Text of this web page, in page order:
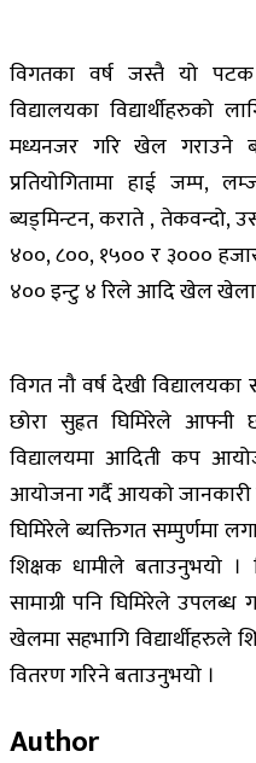
विगतका वर्ष जस्तै यो पटक
विद्यालयका विद्यार्थीहरुको
मध्यनजर गरि खेल गराउने
प्रतियोगितामा हाई जम्प,
ब्यड्मिन्टन, कराते , तेकवन्दो,
४००, ८००, १५०० र ३०००
४०० इन्टु ४ रिले आदि खेल
विगत नौ वर्ष देखी
छोरा सुह्रत घिमिरेले आफ्नी
विद्यालयमा आदिती कप
आयोजना गर्दै आयको जानकारी
घिमिरेले ब्यक्तिगत सम्पुर्णमा
शिक्षक धामीले बताउनुभयो
सामाग्री पनि घिमिरेले
खेलमा सहभागि विद्यार्थीहरुले
वितरण गरिने बताउनुभयो ।
Author